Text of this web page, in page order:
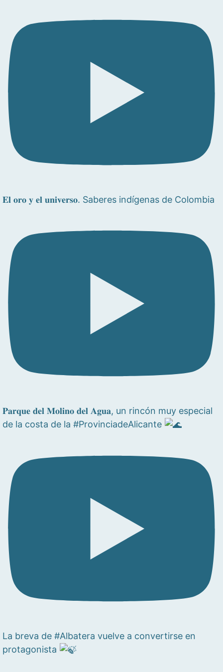
𝐄𝐥 𝐨𝐫𝐨 𝐲 𝐞𝐥 𝐮𝐧𝐢𝐯𝐞𝐫𝐬𝐨. Saberes indígenas de Colombia
𝐏𝐚𝐫𝐪𝐮𝐞 𝐝𝐞𝐥 𝐌𝐨𝐥𝐢𝐧𝐨 𝐝𝐞𝐥 𝐀𝐠𝐮𝐚, un rincón muy especial
de la costa de la #ProvinciadeAlicante
La breva de #Albatera vuelve a convertirse en
protagonista